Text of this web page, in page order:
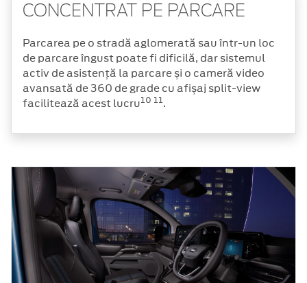
CONCENTRAT PE PARCARE
Parcarea pe o stradă aglomerată sau într-un loc
de parcare îngust poate fi dificilă, dar sistemul
activ de asistență la parcare și o cameră video
avansată de 360 de grade cu afișaj split-view
facilitează acest lucru10 11.